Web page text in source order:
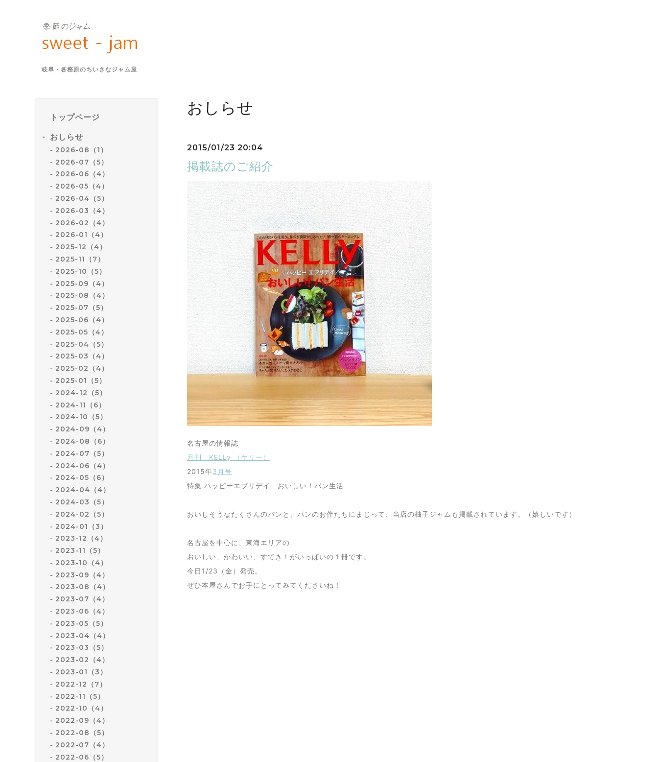
岐阜・各務原のちいさなジャム屋
トップページ
おしらせ
2026-08（1）
2026-07（5）
2026-06（4）
2026-05（4）
2026-04（5）
2026-03（4）
2026-02（4）
2026-01（4）
2025-12（4）
2025-11（7）
2025-10（5）
2025-09（4）
2025-08（4）
2025-07（5）
2025-06（4）
2025-05（4）
2025-04（5）
2025-03（4）
2025-02（4）
2025-01（5）
2024-12（5）
2024-11（6）
2024-10（5）
2024-09（4）
2024-08（6）
2024-07（5）
2024-06（4）
2024-05（6）
2024-04（4）
2024-03（5）
2024-02（5）
2024-01（3）
2023-12（4）
2023-11（5）
2023-10（4）
2023-09（4）
2023-08（4）
2023-07（4）
2023-06（4）
2023-05（5）
2023-04（4）
2023-03（5）
2023-02（4）
2023-01（3）
2022-12（7）
2022-11（5）
2022-10（4）
2022-09（4）
2022-08（5）
2022-07（4）
2022-06（5）
おしらせ
2015/01/23 20:04
掲載誌のご紹介
名古屋の情報誌
月刊 KELLy （ケリー）
2015年3月号
特集 ハッピーエブリデイ おいしい！パン生活
おいしそうなたくさんのパンと、パンのお伴たちにまじって、当店の柚子ジャムも掲載されています。（嬉しいです）
名古屋を中心に、東海エリアの
おいしい、かわいい、すてき！がいっぱいの１冊です。
今日1/23（金）発売。
ぜひ本屋さんでお手にとってみてくださいね！